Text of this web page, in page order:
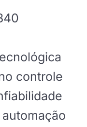
controle